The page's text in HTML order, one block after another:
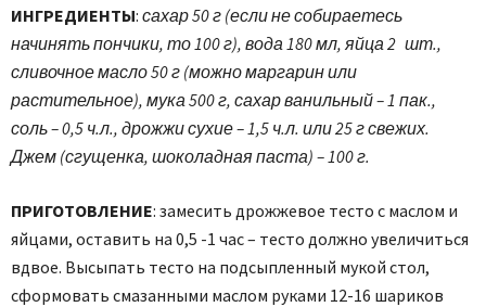
ИНГРЕДИЕНТЫ: сахар 50 г (если не собираетесь
начинять пончики, то 100 г), вода 180 мл, яйца 2 шт.,
сливочное масло 50 г (можно маргарин или
растительное), мука 500 г, сахар ванильный – 1 пак.,
соль – 0,5 ч.л., дрожжи сухие – 1,5 ч.л. или 25 г свежих.
Джем (сгущенка, шоколадная паста) – 100 г.
ПРИГОТОВЛЕНИЕ: замесить дрожжевое тесто с маслом и
яйцами, оставить на 0,5 -1 час – тесто должно увеличиться
вдвое. Высыпать тесто на подсыпленный мукой стол,
сформовать смазанными маслом руками 12-16 шариков